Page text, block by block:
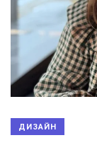
ДИЗАЙН